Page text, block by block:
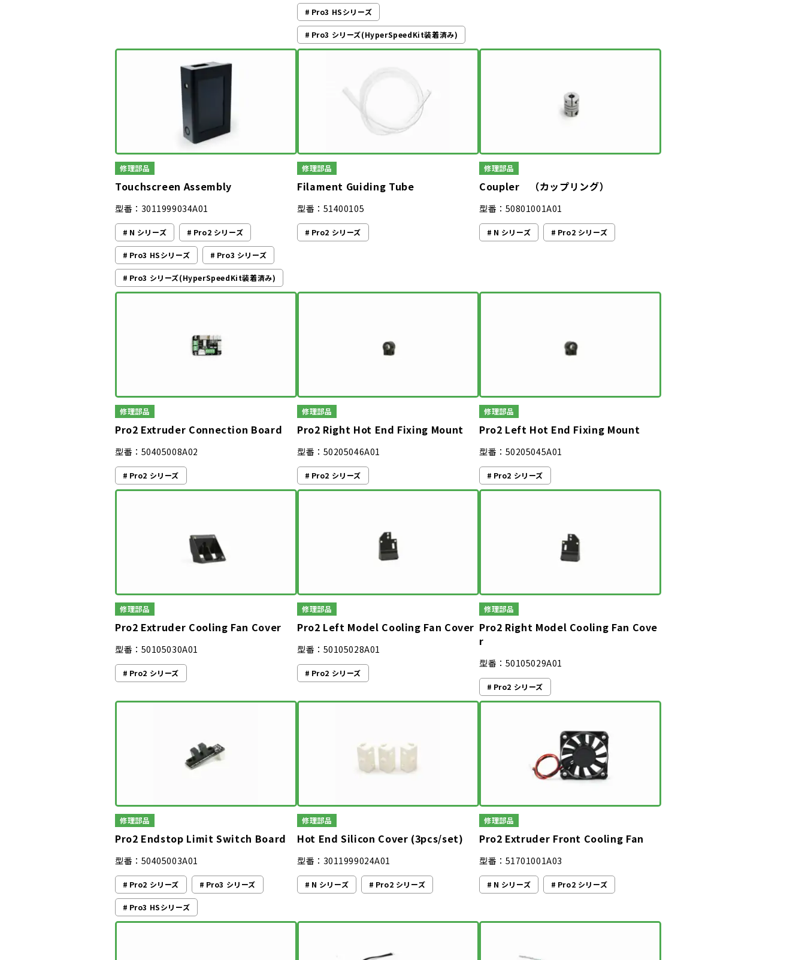
Pro3 HSシリーズ
Pro3 シリーズ(HyperSpeedKit装着済み)
修理部品
Touchscreen Assembly
型番：3011999034A01
N シリーズ Pro2 シリーズ
Pro3 HSシリーズ Pro3 シリーズ
Pro3 シリーズ(HyperSpeedKit装着済み)
修理部品
Filament Guiding Tube
型番：51400105
Pro2 シリーズ
修理部品
Coupler （カップリング）
型番：50801001A01
N シリーズ Pro2 シリーズ
修理部品
Pro2 Extruder Connection Board
型番：50405008A02
Pro2 シリーズ
修理部品
Pro2 Right Hot End Fixing Mount
型番：50205046A01
Pro2 シリーズ
修理部品
Pro2 Left Hot End Fixing Mount
型番：50205045A01
Pro2 シリーズ
修理部品
Pro2 Extruder Cooling Fan Cover
型番：50105030A01
Pro2 シリーズ
修理部品
Pro2 Left Model Cooling Fan Cover
型番：50105028A01
Pro2 シリーズ
修理部品
Pro2 Right Model Cooling Fan Cove
r
型番：50105029A01
Pro2 シリーズ
修理部品
Pro2 Endstop Limit Switch Board
型番：50405003A01
Pro2 シリーズ Pro3 シリーズ
Pro3 HSシリーズ
修理部品
Hot End Silicon Cover (3pcs/set)
型番：3011999024A01
N シリーズ Pro2 シリーズ
修理部品
Pro2 Extruder Front Cooling Fan
型番：51701001A03
N シリーズ Pro2 シリーズ